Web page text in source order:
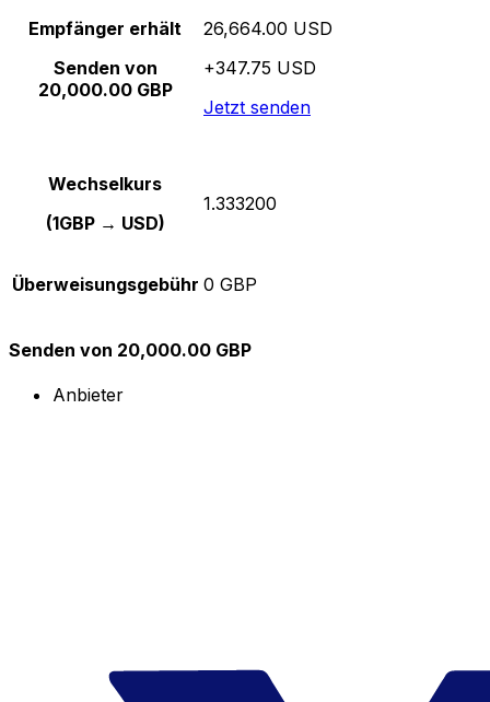
Empfänger erhält
Senden von
20,000.00 GBP
26,664.00 USD
+347.75 USD
Jetzt senden
Wechselkurs
(1GBP → USD)
1.333200
Überweisungsgebühr 0 GBP
Senden von 20,000.00 GBP
Anbieter